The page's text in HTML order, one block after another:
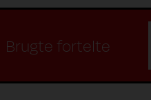
Brugte fortelte